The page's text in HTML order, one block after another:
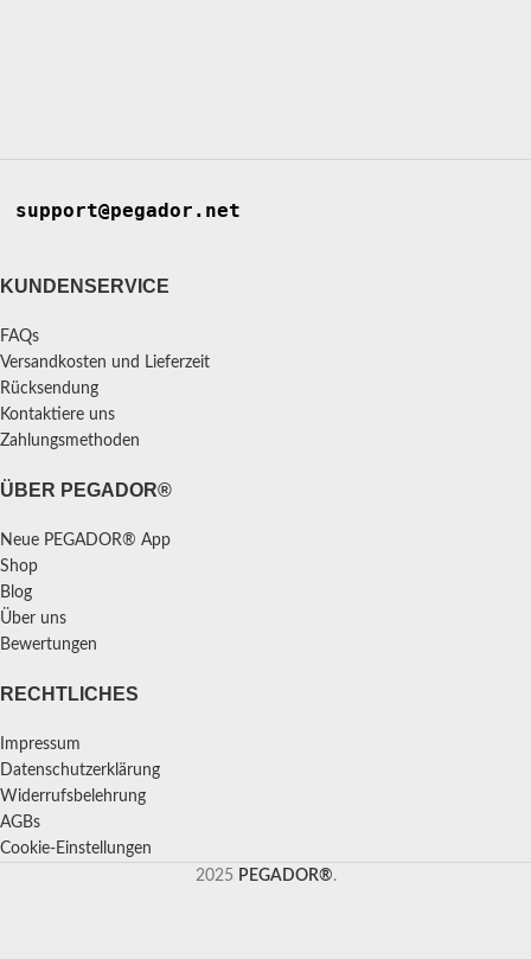
support@pegador.net
KUNDENSERVICE
FAQs
Versandkosten und Lieferzeit
Rücksendung
Kontaktiere uns
Zahlungsmethoden
ÜBER PEGADOR®
Neue PEGADOR® App
Shop
Blog
Über uns
Bewertungen
RECHTLICHES
Impressum
Datenschutzerklärung
Widerrufsbelehrung
AGBs
Cookie-Einstellungen
2025 PEGADOR®.